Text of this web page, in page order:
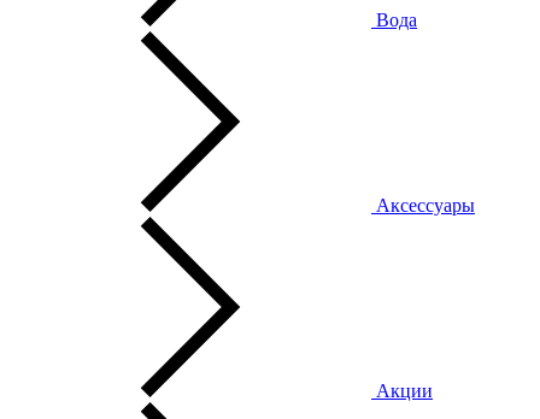
Вода
Аксессуары
Акции